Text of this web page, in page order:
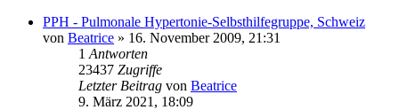
PPH - Pulmonale Hypertonie-Selbsthilfegruppe, Schweiz
von Beatrice » 16. November 2009, 21:31
1 Antworten
23437 Zugriffe
Letzter Beitrag von Beatrice
9. März 2021, 18:09